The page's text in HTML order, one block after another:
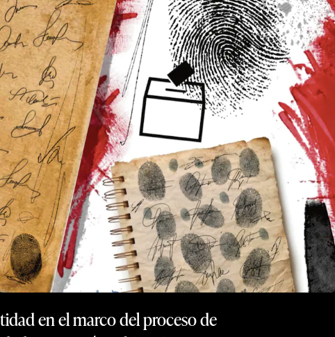
en el marco del proceso de